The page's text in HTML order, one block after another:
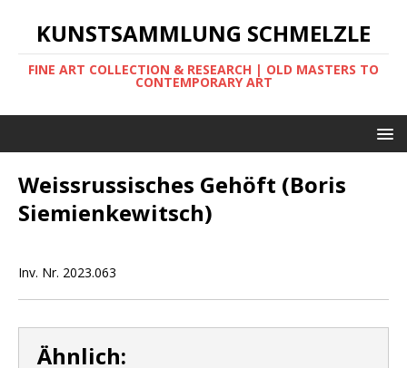
KUNSTSAMMLUNG SCHMELZLE
FINE ART COLLECTION & RESEARCH | OLD MASTERS TO
CONTEMPORARY ART
Weissrussisches Gehöft (Boris
Siemienkewitsch)
Inv. Nr. 2023.063
Ähnlich: